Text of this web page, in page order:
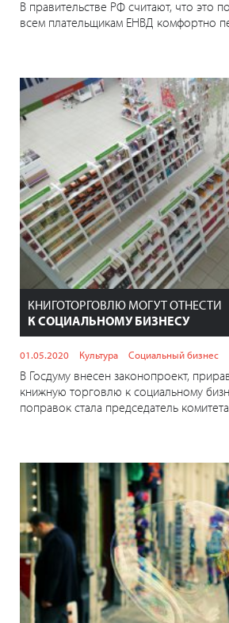
В правительстве РФ считают, что это
всем плательщикам ЕНВД комфортно
КНИГОТОРГОВЛЮ МОГУТ ОТНЕСТИ
К СОЦИАЛЬНОМУ БИЗНЕСУ
01.05.2020 Культура Социальный бизнес
В Госдуму внесен законопроект,
книжную торговлю к социальному
поправок стала председатель комитета